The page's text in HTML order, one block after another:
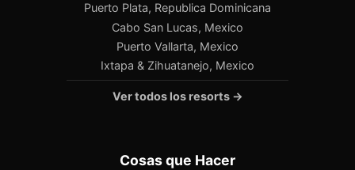
Puerto Plata, Republica Dominicana
Cabo San Lucas, Mexico
Puerto Vallarta, Mexico
Ixtapa & Zihuatanejo, Mexico
Ver todos los resorts →
Cosas que Hacer